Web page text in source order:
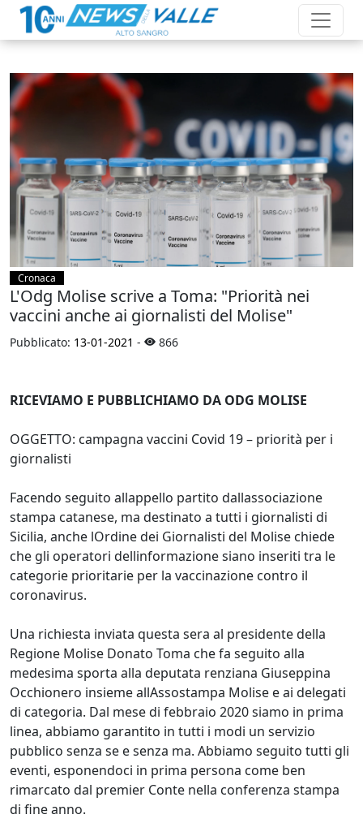
Cronaca
L'Odg Molise scrive a Toma: "Priorità nei
vaccini anche ai giornalisti del Molise"
Pubblicato: 13-01-2021 - 866
RICEVIAMO E PUBBLICHIAMO DA ODG MOLISE
OGGETTO: campagna vaccini Covid 19 – priorità per i
giornalisti
Facendo seguito allappello partito dallassociazione
stampa catanese, ma destinato a tutti i giornalisti di
Sicilia, anche lOrdine dei Giornalisti del Molise chiede
che gli operatori dellinformazione siano inseriti tra le
categorie prioritarie per la vaccinazione contro il
coronavirus.
Una richiesta inviata questa sera al presidente della
Regione Molise Donato Toma che fa seguito alla
medesima sporta alla deputata renziana Giuseppina
Occhionero insieme allAssostampa Molise e ai delegati
di categoria. Dal mese di febbraio 2020 siamo in prima
linea, abbiamo garantito in tutti i modi un servizio
pubblico senza se e senza ma. Abbiamo seguito tutti gli
eventi, esponendoci in prima persona come ben
rimarcato dal premier Conte nella conferenza stampa
di fine anno.